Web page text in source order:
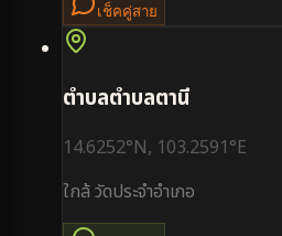
เช็คคู่สาย
ตำบลตำบลตานี
14.6252°N, 103.2591°E
ใกล้วัดประจำอำเภอ